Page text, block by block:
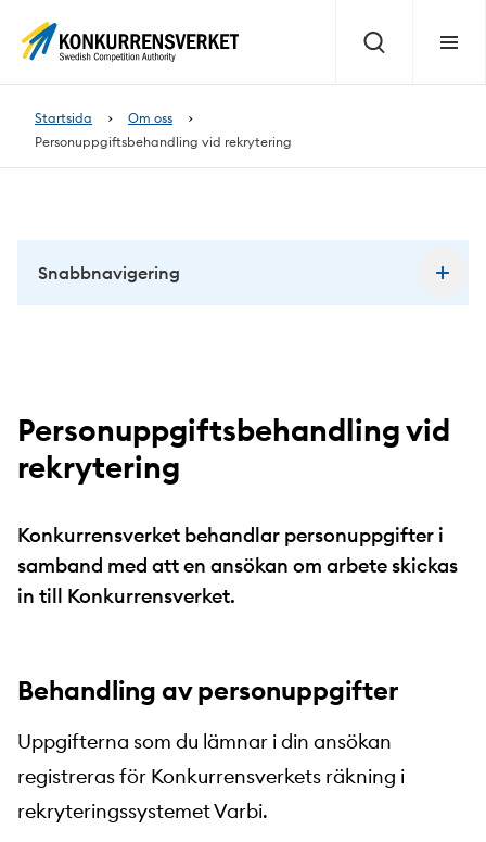
Sök Meny
Startsida
Om oss
Personuppgiftsbehandling vid rekrytering
Personuppgiftsbehandling vid
rekrytering
Konkurrensverket behandlar personuppgifter i
samband med att en ansökan om arbete skickas
in till Konkurrensverket.
Behandling av personuppgifter
Uppgifterna som du lämnar i din ansökan
registreras för Konkurrensverkets räkning i
rekryteringssystemet Varbi.
Snabbnavigering